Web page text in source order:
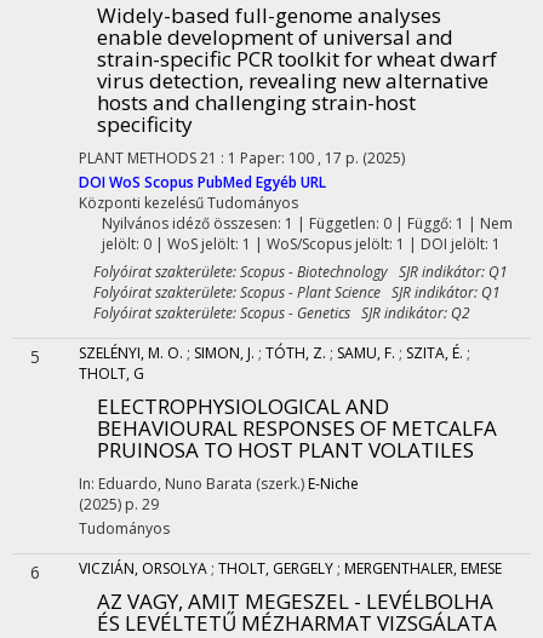
Widely-based full-genome analyses
enable development of universal and
strain-specific PCR toolkit for wheat dwarf
virus detection, revealing new alternative
hosts and challenging strain-host
specificity
PLANT METHODS21 : 1 Paper: 100 , 17 p. (2025)
DOIWoS Scopus PubMedEgyéb URL
Központi kezelésűTudományos
Nyilvános idéző összesen: 1 | Független: 0 | Függő: 1 | Nem
jelölt: 0 | WoS jelölt: 1 | WoS/Scopus jelölt: 1 | DOI jelölt: 1
Folyóirat szakterülete: Scopus - Biotechnology SJR indikátor: Q1
Folyóirat szakterülete: Scopus - Plant Science SJR indikátor: Q1
Folyóirat szakterülete: Scopus - Genetics SJR indikátor: Q2
5 SZELÉNYI, M. O. ; SIMON, J. ; TÓTH, Z. ; SAMU, F. ; SZITA, É. ;
THOLT, G
ELECTROPHYSIOLOGICAL AND
BEHAVIOURAL RESPONSES OF METCALFA
PRUINOSA TO HOST PLANT VOLATILES
In: Eduardo, Nuno Barata (szerk.) E-Niche
(2025) p. 29
Tudományos
6 VICZIÁN, ORSOLYA ; THOLT, GERGELY ; MERGENTHALER, EMESE
AZ VAGY, AMIT MEGESZEL - LEVÉLBOLHA
ÉS LEVÉLTETŰ MÉZHARMAT VIZSGÁLATA